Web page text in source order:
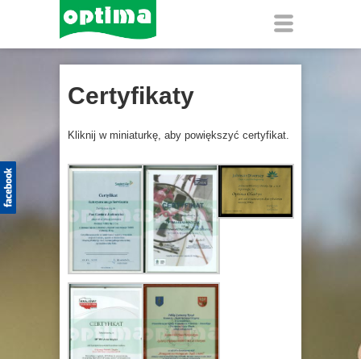
Certyfikaty
Kliknij w miniaturkę, aby powiększyć certyfikat.